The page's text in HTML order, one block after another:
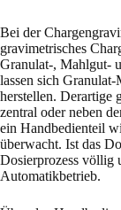
Bei der
gravimetrisches
Granulat-, Mahlgut-
lassen sich
herstellen. Derartige
zentral oder neben
ein Handbedienteil
überwacht. Ist das
Dosierprozess völlig
Automatikbetrieb.